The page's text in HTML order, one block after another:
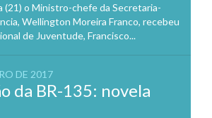
(21) o Ministro-chefe da Secretaria-
Wellington Moreira Franco, recebeu
de Juventude, Francisco...
DE 2017
da BR-135: novela